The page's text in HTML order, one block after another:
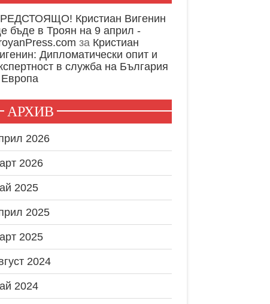
Кристиан Вигенин
бъде в Троян на 9 април -
за Кристиан
Дипломатически опит и
в служба на България
АРХИВ
2026
2026
2025
2025
2025
2024
2024